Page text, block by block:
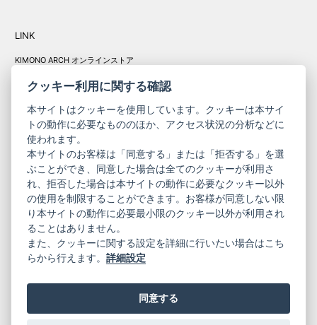
LINK
KIMONO ARCH オンラインストア
コーポレート
サイト
きものやまと振
袖
サイト
ニュースレター
ご利用案内
お問い合わせ
プライバシーポリシー
特定商取引法に基づく表記
ご利用規約
クッキー利用に関する確認
本サイトはクッキーを使用しています。クッキーは本サイ
トの動作に必要なもののほか、アクセス状況の分析などに
使われます。
本サイトのお客様は「同意する」または「拒否する」を選
ぶことができ、同意した場合は全てのクッキーが利用さ
れ、拒否した場合は本サイトの動作に必要なクッキー以外
の使用を制限することができます。お客様が同意しない限
り本サイトの動作に必要最小限のクッキー以外が利用され
ることはありません。
また、クッキーに関する設定を詳細に行いたい場合はこち
らから行えます。詳細設定
同意する